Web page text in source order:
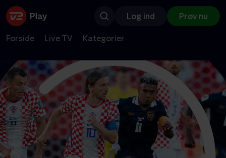
Log ind Prøv nu
Forside Live TV Kategorier